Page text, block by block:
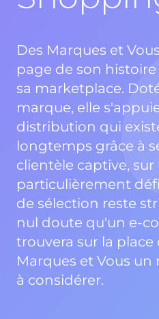
Des Marques et
page de son
sa marketplace.
marque, elle
distribution qui
longtemps grâce à
clientèle captive,
particulièrement
de sélection reste
nul doute qu'un e-
trouvera sur la place
Marques et Vous un
à considérer.